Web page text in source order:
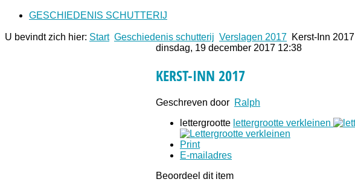
GESCHIEDENIS SCHUTTERIJ
U bevindt zich hier: Start Geschiedenis schutterij Verslagen 2017 Kerst-Inn 2017
dinsdag, 19 december 2017 12:38
KERST-INN 2017
Geschreven door Ralph
lettergrootte lettergrootte verkleinen
Print
E-mailadres
Beoordeel dit item